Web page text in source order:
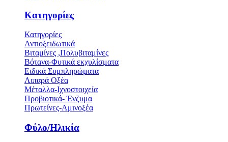
Κατηγορίες
Κατηγορίες
Αντιοξειδωτικά
Βιταμίνες ,Πολυβιταμίνες
Βότανα-Φυτικά εκχυλίσματα
Ειδικά Συμπληρώματα
Λιπαρά Οξέα
Μέταλλα-Ιχνοστοιχεία
Προβιοτικά- Ένζυμα
Πρωτείνες-Αμινοξέα
Φύλο/Ηλικία